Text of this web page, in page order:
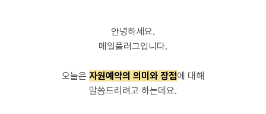
안녕하세요.
메일플러그입니다.
오늘은 자원예약의 의미와 장점에 대해
말씀드리려고 하는데요.